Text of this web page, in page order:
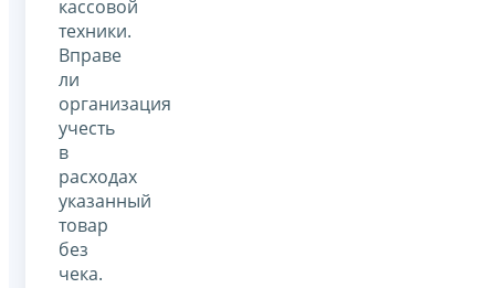
кассовой
техники.
Вправе
ли
организация
учесть
в
расходах
указанный
товар
без
чека.